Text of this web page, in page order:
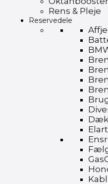
Rens & Pleje
Reservedele
Dæk